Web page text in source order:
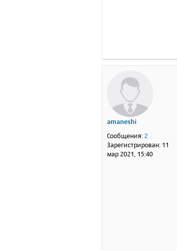
amaneshi
Сообщения: 2
Зарегистрирован: 11
мар 2021, 15:40